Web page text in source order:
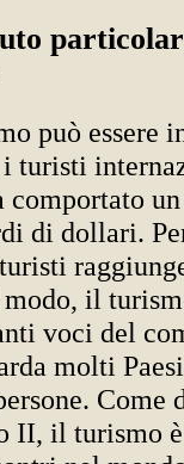
può essere
turisti
di dollari.
il
voci del
molti
Come
II, il turismo